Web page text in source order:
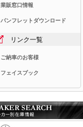
業販窓口情報
パンフレットダウンロード
リンク一覧
ご納車のお客様
フェイスブック